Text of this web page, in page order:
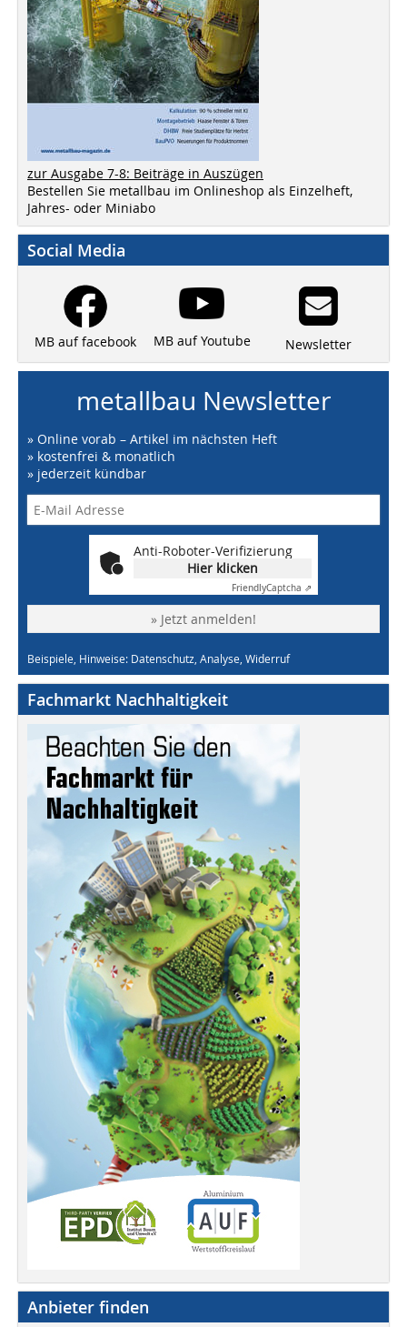
zur Ausgabe 7-8: Beiträge in Auszügen
Bestellen Sie metallbau im Onlineshop als Einzelheft,
Jahres- oder Miniabo
Social Media
MB auf facebook MB auf Youtube Newsletter
metallbau Newsletter
» Online vorab – Artikel im nächsten Heft
» kostenfrei & monatlich
» jederzeit kündbar
Anti-Roboter-Verifizierung
Hier klicken
FriendlyCaptcha ⇗
» Jetzt anmelden!
Beispiele, Hinweise: Datenschutz, Analyse, Widerruf
Fachmarkt Nachhaltigkeit
Anbieter finden